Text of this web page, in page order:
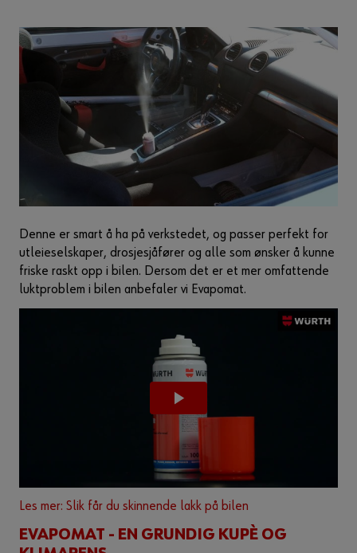
Denne er smart å ha på verkstedet, og passer perfekt for
utleieselskaper, drosjesjåfører og alle som ønsker å kunne
friske raskt opp i bilen. Dersom det er et mer omfattende
luktproblem i bilen anbefaler vi Evapomat.
Les mer: Slik får du skinnende lakk på bilen
EVAPOMAT - EN GRUNDIG KUPÈ OG